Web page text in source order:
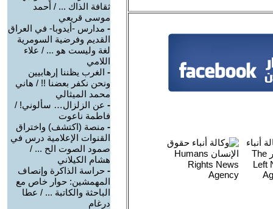
ثقافة الذاك ... / أحمد
موسى قريعي
- مدارس -أيدوبا- في العراق
القديم وفرضية السومرية
لغة وليست هو ... / علاء
اللامي
- الغرب يظننا إرهابيين
ونحن نكفر بعضنا !! / هاني
محمد الميثالي
- عن الزلزال… سألوني! /
فاطمة ناعوت
- منصة (اكتشف) واختراق
القنوات الإعلامية درس في
صمود الصوت الح ... /
هشام الكيلاني
- حراسة الذاكرة وإنصاف
المهمشين: حوار خاص مع
الباحثة والكاتبة ... / عطا
درغام